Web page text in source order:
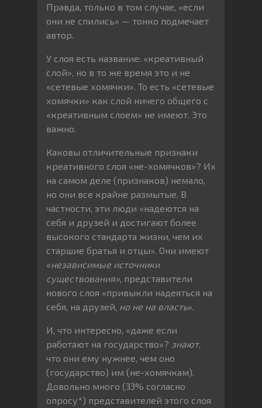
Правда, только в том случае, «если
они не спились» — тонко подмечает
автор.
У слоя есть название: «креативный
слой», но в то же время это и не
«сетевые хомячки». То есть «сетевые
хомячки» как слой ничего общего с
«креативным слоем» не имеют. Это
важно.
Каковы отличительные признаки
креативного слоя «не-хомячков»? Их
на самом деле (признаков) немало,
но они все крайне размытые. В
частности, эти люди «надеются на
себя и друзей и достигают более
высокого стандарта жизни, чем их
старшие братья и отцы». Они имеют
«независимые источники
существования», представители
нового слоя «привыкли надеяться на
себя, на друзей, но не на власть».
И, что интересно, «даже если
работают на государство»? знают,
что они ему нужнее, чем оно
(государство) им (не-хомячкам).
Довольно много (33% согласно
опросу*) представителей этого слоя